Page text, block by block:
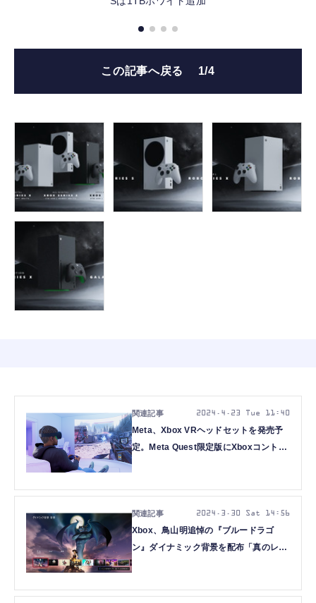
この記事へ戻る 1/4
Meta、Xbox VRヘッドセットを発売予
定。Meta Quest限定版にXboxコントロ
2024.4.23 Tue 11:40
Xbox、鳥山明追悼の『ブルードラゴ
ン』ダイナミック背景を配布「真のレジ
2024.3.30 Sat 14:56